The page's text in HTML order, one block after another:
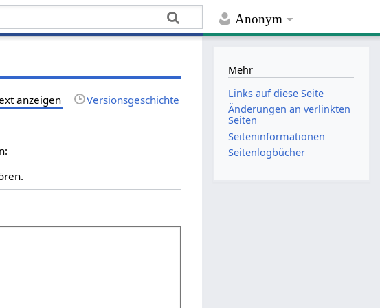
Anonym
anzeigen Versionsgeschichte
Mehr
Links auf diese Seite
Änderungen an verlinkten
Seiten
Seiten­­informationen
Seitenlogbücher